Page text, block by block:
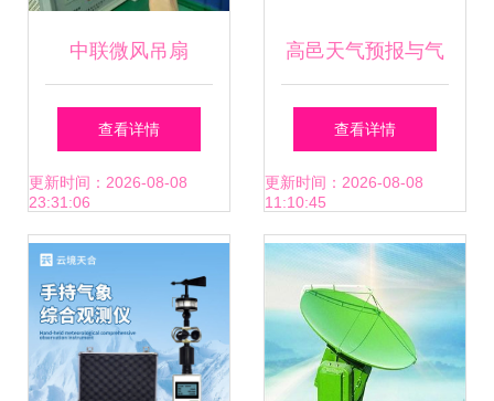
中联微风吊扇
700mm 小巧身形
下的气候关怀与静
谧守护
查看详情
更新时间：2026-08-08
23:31:06
高邑天气预报与气
象仪器 解读未来七
到十五天的气候数
据
查看详情
更新时间：2026-08-08
11:10:45